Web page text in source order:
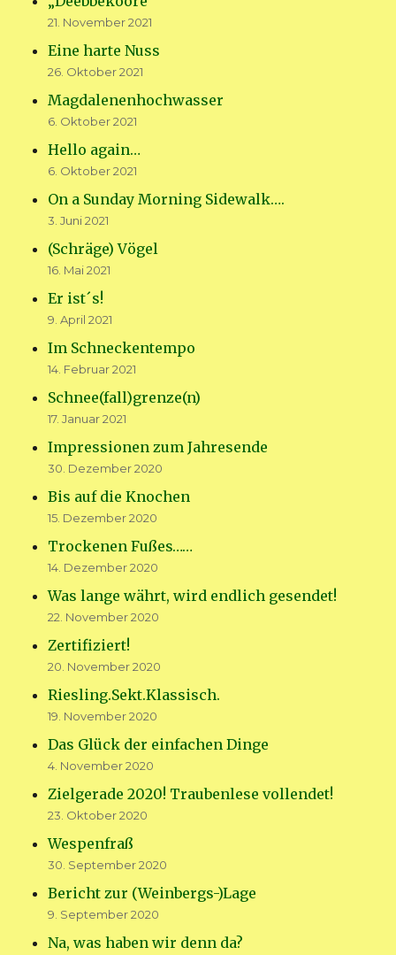
21. November 2021
Eine harte Nuss
26. Oktober 2021
Magdalenenhochwasser
6. Oktober 2021
Hello again…
6. Oktober 2021
On a Sunday Morning Sidewalk….
3. Juni 2021
(Schräge) Vögel
16. Mai 2021
Er ist´s!
9. April 2021
Im Schneckentempo
14. Februar 2021
Schnee(fall)grenze(n)
17. Januar 2021
Impressionen zum Jahresende
30. Dezember 2020
Bis auf die Knochen
15. Dezember 2020
Trockenen Fußes……
14. Dezember 2020
Was lange währt, wird endlich gesendet!
22. November 2020
Zertifiziert!
20. November 2020
Riesling.Sekt.Klassisch.
19. November 2020
Das Glück der einfachen Dinge
4. November 2020
Zielgerade 2020! Traubenlese vollendet!
23. Oktober 2020
Wespenfraß
30. September 2020
Bericht zur (Weinbergs-)Lage
9. September 2020
Na, was haben wir denn da?